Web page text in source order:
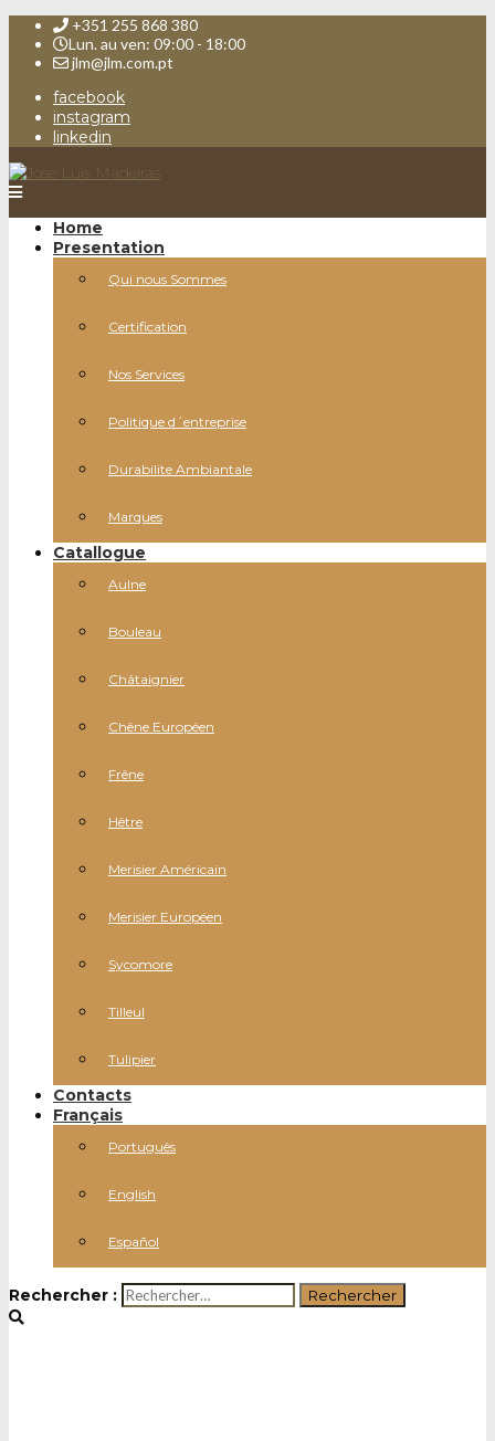
+351 255 868 380
Lun. au ven: 09:00 - 18:00
jlm@jlm.com.pt
facebook
instagram
linkedin
Home
Presentation
Qui nous Sommes
Certification
Nos Services
Politique d´entreprise
Durabilite Ambiantale
Marques
Catallogue
Aulne
Bouleau
Châtaignier
Chêne Européen
Frêne
Hêtre
Merisier Américain
Merisier Européen
Sycomore
Tilleul
Tulipier
Contacts
Français
Português
English
Español
Rechercher :